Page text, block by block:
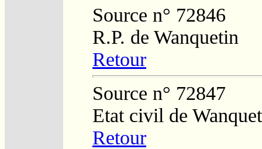
Source n° 72846
R.P. de Wanquetin
Retour
Source n° 72847
Etat civil de
Retour